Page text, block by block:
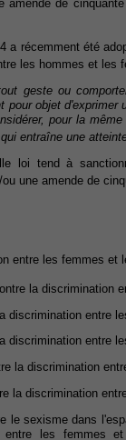
amende de
a récemment été
les hommes et les
geste ou
objet d'exprimer
pour la
entraîne une
loi tend à
une amende de
entre les femmes et
la discrimination
entre
discrimination entre
la discrimination
la discrimination
le sexisme dans
les femmes